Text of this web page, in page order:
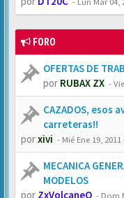
FORO
OFERTAS DE
por RUBAX ZX -
CAZADOS, esos
carreteras!!
porxivi - Mié Ene 19,
MECANICA
MODELOS
por ZxVolcaneO - Dom